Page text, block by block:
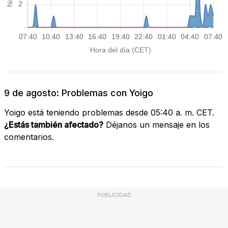
9 de agosto: Problemas con Yoigo
Yoigo está teniendo problemas desde 05:40 a. m. CET.
¿Estás también afectado? Déjanos un mensaje en los
comentarios.
PUBLICIDAD